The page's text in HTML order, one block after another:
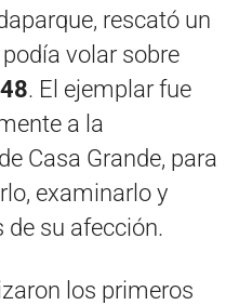
rescató un
volar sobre
. El ejemplar fue
a la
Casa Grande, para
examinarlo y
su afección.
los primeros